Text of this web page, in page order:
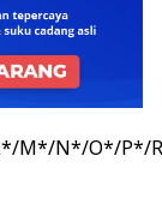
M*/N*/O*/P*/